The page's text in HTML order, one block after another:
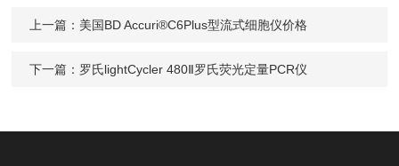
上一篇： 美国BD Accuri®C6Plus型流式细胞仪价格
下一篇： 罗氏lightCycler 480Ⅱ罗氏荧光定量PCR仪